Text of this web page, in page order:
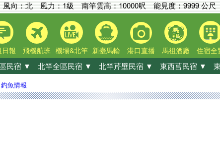
風向：北 風力：1級南竿雲高：10000呎能見度：9999 公尺
報 飛機航班 機場&北竿 新臺馬輪 港口直播 馬祖酒廠 住宿全
民宿 ▼ 北竿全區民宿 ▼ 北竿芹壁民宿 ▼ 東西莒民宿 ▼
釣魚情報